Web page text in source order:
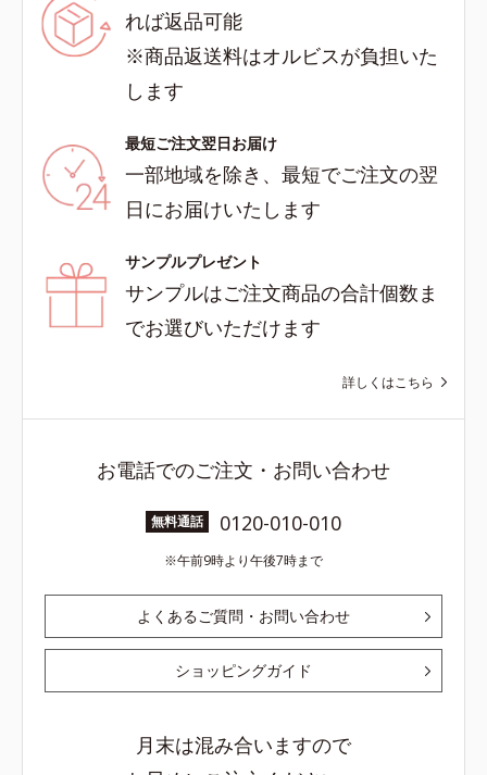
れば返品可能
※商品返送料はオルビスが負担いた
します
最短ご注文翌日お届け
一部地域を除き、最短でご注文の翌
日にお届けいたします
サンプルプレゼント
サンプルはご注文商品の合計個数ま
でお選びいただけます
詳しくはこちら
お電話でのご注文・お問い合わせ
無料通話 0120-010-010
午前9時より午後7時まで
よくあるご質問・お問い合わせ
ショッピングガイド
月末は混み合いますので